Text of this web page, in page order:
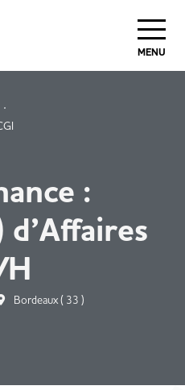
MENU
:
Bordeaux ( 33 )